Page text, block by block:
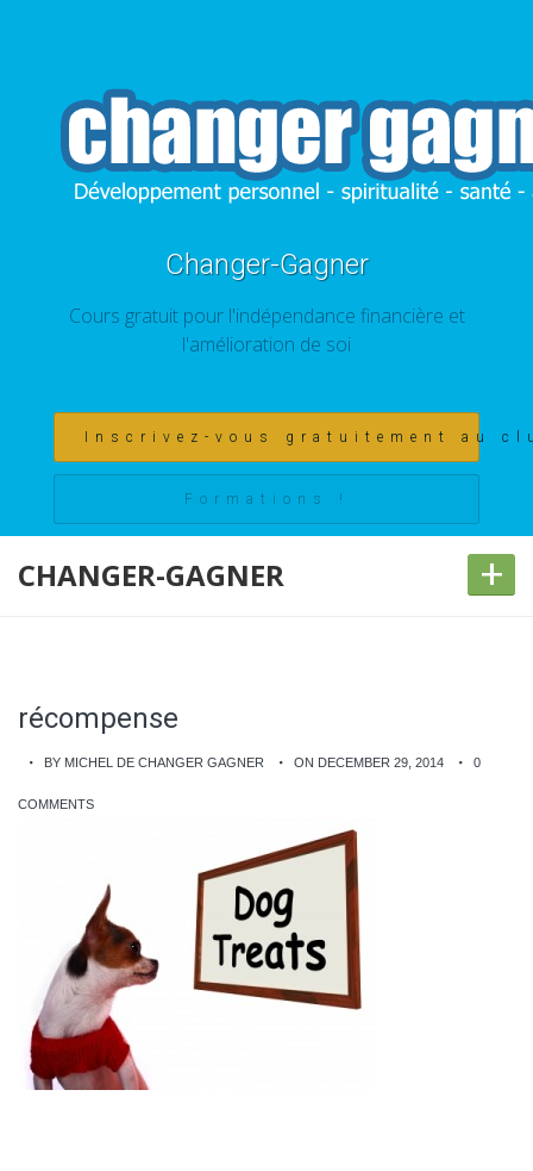
Changer-Gagner
Cours gratuit pour l'indépendance financière et
l'amélioration de soi
Inscrivez-vous gratuitement au
Formations !
CHANGER-GAGNER +
récompense
BY MICHEL DE CHANGER GAGNER ON DECEMBER 29, 2014 0
COMMENTS